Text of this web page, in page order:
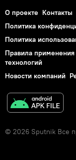
О проекте Контакты
Политика
Политика
Правила
технологий
Новости компаний
© 2026 Sputnik Все